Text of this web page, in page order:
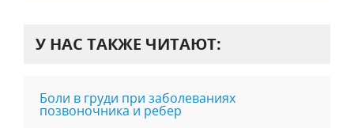
У НАС ТАКЖЕ ЧИТАЮТ:
Боли в груди при заболеваниях
позвоночника и ребер